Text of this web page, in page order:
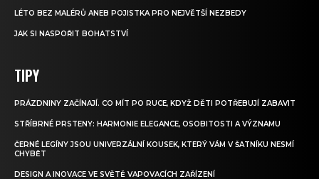
LÉTO BEZ MALÉRŮ ANEB POJISTKA PRO NEJVĚTŠÍ NEZBEDY
JAK SI NASPOŘIT BOHATSTVÍ
TIPY
PRÁZDNINY ZAČÍNAJÍ. CO MÍT PO RUCE, KDYŽ DĚTI POTŘEBUJÍ ZABAVIT
STŘÍBRNÉ PRSTENY: HARMONIE ELEGANCE, OSOBITOSTI A VÝZNAMU
ČERNÉ LEGÍNY JSOU UNIVERZÁLNÍ KOUSEK, KTERÝ VÁM V ŠATNÍKU NESMÍ
CHYBĚT
DESIGN A INOVACE VE SVĚTĚ VAPOVACÍCH ZAŘÍZENÍ